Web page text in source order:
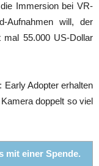
Immersion bei VR-
Aufnahmen will, der
55.000 US-Dollar
Early Adopter erhalten
doppelt so viel
mit einer Spende.